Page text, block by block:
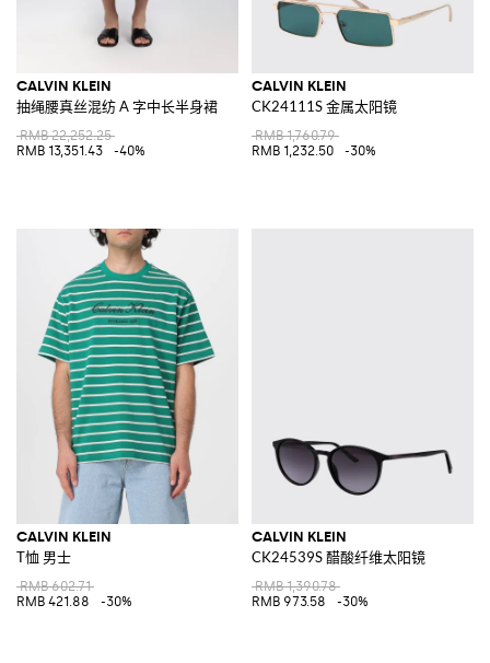
CALVIN KLEIN
抽绳腰真丝混纺 A 字中长半身裙
RMB 22,252.25
RMB 13,351.43
-40%
CALVIN KLEIN
CK24111S 金属太阳镜
RMB 1,760.79
RMB 1,232.50
-30%
CALVIN KLEIN
T恤 男士
RMB 602.71
RMB 421.88
-30%
CALVIN KLEIN
CK24539S 醋酸纤维太阳镜
RMB 1,390.78
RMB 973.58
-30%